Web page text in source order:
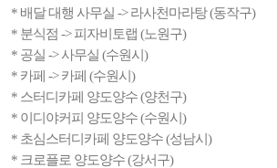
* 배달 대행 사무실 -> 라사천마라탕 (동작구)
* 분식점 -> 피자비토랩 (노원구)
* 공실 -> 사무실 (수원시)
* 카페 -> 카페 (수원시)
* 스터디카페 양도양수 (양천구)
* 이디야커피 양도양수 (수원시)
* 초심스터디카페 양도양수 (성남시)
* 크로플로 양도양수 (강서구)